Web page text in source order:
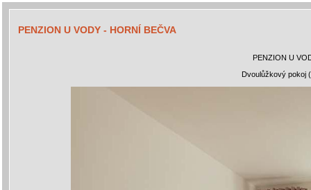
PENZION U VODY - HORNÍ BEČVA
PENZION U
Dvoulůžkový pokoj